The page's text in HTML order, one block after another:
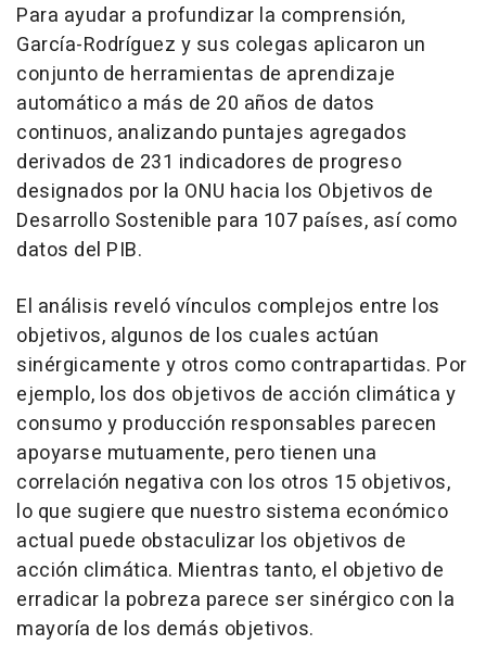
Para ayudar a profundizar la comprensión,
García-Rodríguez y sus colegas aplicaron un
conjunto de herramientas de aprendizaje
automático a más de 20 años de datos
continuos, analizando puntajes agregados
derivados de 231 indicadores de progreso
designados por la ONU hacia los Objetivos de
Desarrollo Sostenible para 107 países, así como
datos del PIB.
El análisis reveló vínculos complejos entre los
objetivos, algunos de los cuales actúan
sinérgicamente y otros como contrapartidas. Por
ejemplo, los dos objetivos de acción climática y
consumo y producción responsables parecen
apoyarse mutuamente, pero tienen una
correlación negativa con los otros 15 objetivos,
lo que sugiere que nuestro sistema económico
actual puede obstaculizar los objetivos de
acción climática. Mientras tanto, el objetivo de
erradicar la pobreza parece ser sinérgico con la
mayoría de los demás objetivos.